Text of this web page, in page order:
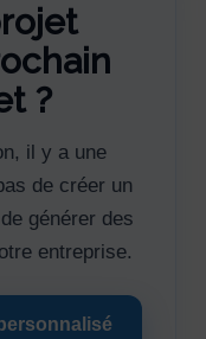
?
il y a une
de créer un
générer des
entreprise.